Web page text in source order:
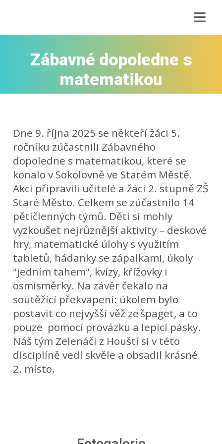
≡
Zábavné dopoledne s
matematikou
Dne 9. října 2025 se někteří žáci 5.
ročníku zúčastnili Zábavného
dopoledne s matematikou, které se
konalo v Sokolovně ve Starém Městě.
Akci připravili učitelé a žáci 2. stupně ZŠ
Staré Město. Celkem se zúčastnilo 14
pětičlenných týmů. Děti si mohly
vyzkoušet nejrůznější aktivity – deskové
hry, matematické úlohy s využitím
tabletů, hádanky se zápalkami, úkoly
"jedním tahem", kvízy, křížovky i
osmisměrky. Na závěr čekalo na
soutěžící překvapení: úkolem bylo
postavit co nejvyšší věž ze špaget, a to
pouze pomocí provázku a lepicí pásky.
Náš tým Zelenáči z Houští si v této
disciplíně vedl skvěle a obsadil krásné
2. místo.